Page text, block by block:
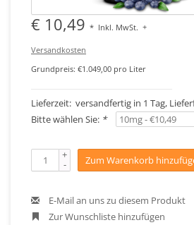
€ 10,49 * Inkl. MwSt. +
Versandkosten
Grundpreis: €1.049,00 pro Liter
Lieferzeit: versandfertig in 1 Tag,
Bitte wählen Sie: *
+
- Zum Warenkorb
E-Mail an uns zu diesem Produkt
Zur Wunschliste hinzufügen